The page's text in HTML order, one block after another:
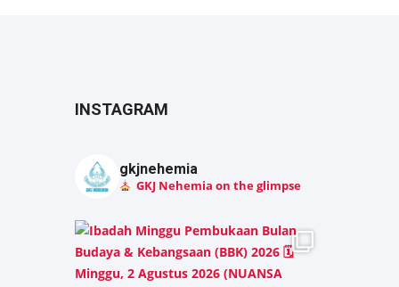
INSTAGRAM
gkjnehemia
GKJ Nehemia on the glimpse